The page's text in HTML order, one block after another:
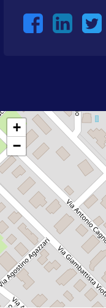
+
−